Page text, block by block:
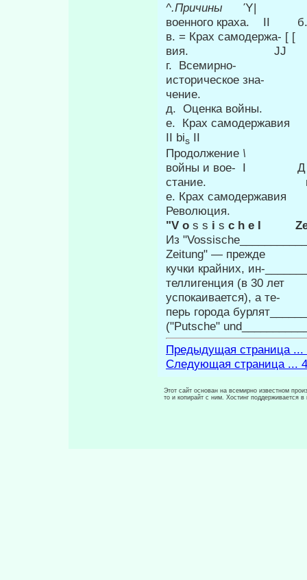
^.Причины
Ύ|
военного краха. II б.
в. = Крах самодержа-
вия. JJ
г.
историческое зна-
чение.
д. Оценка
е. Крах
II bis II
Продолжение
войны и вое- I Д·
стание.
е. Крах самодержавия
Революция.
"V о s s i s с h e I
Из
Zeitung" — прежде
кучки крайних, ин-
теллигенция (в 30 лет
успокаивается), а
перь города
("Putsche"
Предыдущая страница ...
Следующая страница ...
Этот сайт основан на всемирно известном
то и копирайт с ним. Хостинг поддерживается